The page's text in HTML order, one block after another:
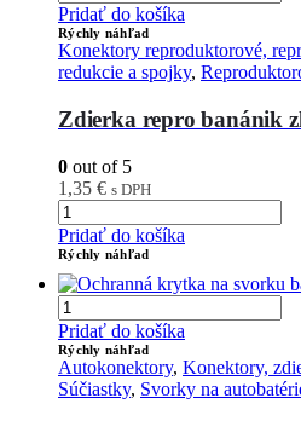
Pridať do košíka
Rýchly náhľad
Konektory reproduktorové,
redukcie a spojky,
Zdierka repro banánik
0 out of 5
1,35 € s DPH
Pridať do košíka
Rýchly náhľad
Pridať do košíka
Rýchly náhľad
Autokonektory, Konektory,
Súčiastky, Svorky na